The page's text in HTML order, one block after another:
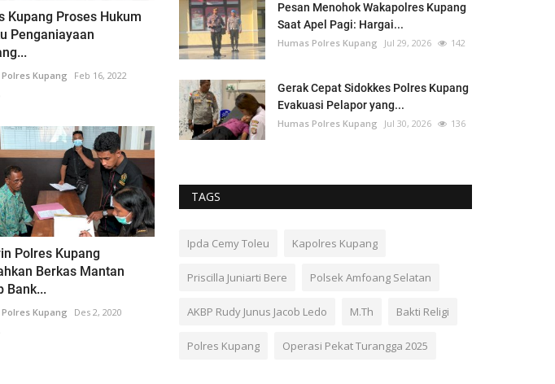
Kupang Proses Hukum
Penganiayaan
Kupang
Feb 16, 2022
Polres Kupang
Berkas Mantan
Bank...
Kupang
Des 2, 2020
Pesan Menohok Wakapolres Kupang
Saat Apel Pagi: Hargai...
Humas Polres Kupang Jul 29, 2026 142
Gerak Cepat Sidokkes Polres Kupang
Evakuasi Pelapor yang...
Humas Polres Kupang Jul 30, 2026 136
TAGS
Ipda Cemy Toleu Kapolres Kupang
Priscilla Juniarti Bere Polsek Amfoang Selatan
AKBP Rudy Junus Jacob Ledo M.Th Bakti Religi
Polres Kupang Operasi Pekat Turangga 2025